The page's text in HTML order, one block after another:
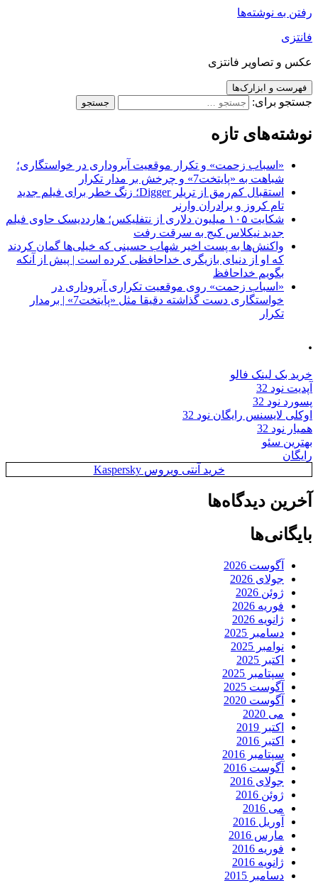
رفتن به نوشته‌ها
فانتزی
عکس و تصاویر فانتزی
فهرست و ابزارک‌ها
جستجو برای:
نوشته‌های تازه
«اسباب زحمت» و تکرار موقعیت آبروداری در خواستگاری؛
شباهت به «پایتخت7» و چرخش بر مدار تکرار
استقبال کم‌رمق از تریلر Digger؛ زنگ خطر برای فیلم جدید
تام کروز و برادران وارنر
شکایت ۱۰۵ میلیون دلاری از نتفلیکس؛ هارددیسک حاوی فیلم
جدید نیکلاس کیج به سرقت رفت
واکنش‌ها به پست اخیر شهاب حسینی که خیلی‌ها گمان کردند
که او از دنیای بازیگری خداحافظی کرده است | پیش از آنکه
بگویم خداحافظ
«اسباب زحمت» روی موقعیت تکراری آبروداری در
خواستگاری دست گذاشته دقیقا مثل «پایتخت7» | برمدار
تکرار
.
خرید بک لینک فالو
آپدیت نود 32
پسورد نود 32
اوکلی لایسنس رایگان نود 32
همیار نود 32
بهترین سئو
رایگان
خرید آنتی ویروس Kaspersky
آخرین دیدگاه‌ها
بایگانی‌ها
آگوست 2026
جولای 2026
ژوئن 2026
فوریه 2026
ژانویه 2026
دسامبر 2025
نوامبر 2025
اکتبر 2025
سپتامبر 2025
آگوست 2025
آگوست 2020
می 2020
اکتبر 2019
اکتبر 2016
سپتامبر 2016
آگوست 2016
جولای 2016
ژوئن 2016
می 2016
آوریل 2016
مارس 2016
فوریه 2016
ژانویه 2016
دسامبر 2015